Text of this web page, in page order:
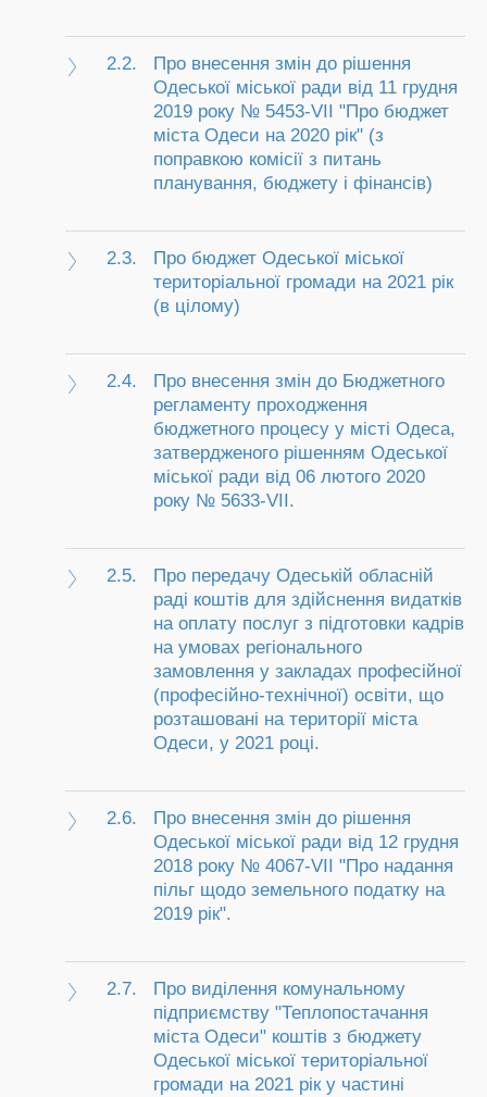
2.2.
Про внесення змін до рішення
Одеської міської ради від 11 грудня
2019 року № 5453-VII "Про бюджет
міста Одеси на 2020 рік" (з
поправкою комісії з питань
планування, бюджету і фінансів)
2.3.
Про бюджет Одеської міської
територіальної громади на 2021 рік
(в цілому)
2.4.
Про внесення змін до Бюджетного
регламенту проходження
бюджетного процесу у місті Одеса,
затвердженого рішенням Одеської
міської ради від 06 лютого 2020
року № 5633-VII.
2.5.
Про передачу Одеській обласній
раді коштів для здійснення видатків
на оплату послуг з підготовки кадрів
на умовах регіонального
замовлення у закладах професійної
(професійно-технічної) освіти, що
розташовані на території міста
Одеси, у 2021 році.
2.6.
Про внесення змін до рішення
Одеської міської ради від 12 грудня
2018 року № 4067-VII "Про надання
пільг щодо земельного податку на
2019 рік".
2.7.
Про виділення комунальному
підприємству "Теплопостачання
міста Одеси" коштів з бюджету
Одеської міської територіальної
громади на 2021 рік у частині